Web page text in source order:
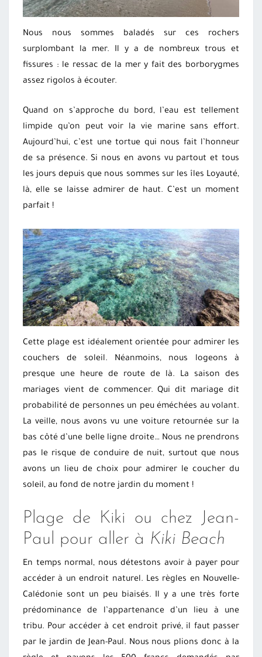
Nous nous sommes baladés sur ces rochers
surplombant la mer. Il y a de nombreux trous et
fissures : le ressac de la mer y fait des borborygmes
assez rigolos à écouter.
Quand on s’approche du bord, l’eau est tellement
limpide qu’on peut voir la vie marine sans effort.
Aujourd’hui, c’est une tortue qui nous fait l’honneur
de sa présence. Si nous en avons vu partout et tous
les jours depuis que nous sommes sur les îles Loyauté,
là, elle se laisse admirer de haut. C’est un moment
parfait !
Cette plage est idéalement orientée pour admirer les
couchers de soleil. Néanmoins, nous logeons à
presque une heure de route de là. La saison des
mariages vient de commencer. Qui dit mariage dit
probabilité de personnes un peu éméchées au volant.
La veille, nous avons vu une voiture retournée sur la
bas côté d’une belle ligne droite… Nous ne prendrons
pas le risque de conduire de nuit, surtout que nous
avons un lieu de choix pour admirer le coucher du
soleil, au fond de notre jardin du moment !
Plage de Kiki ou chez Jean-
Paul pour aller à Kiki Beach
En temps normal, nous détestons avoir à payer pour
accéder à un endroit naturel. Les règles en Nouvelle-
Calédonie sont un peu biaisés. Il y a une très forte
prédominance de l’appartenance d’un lieu à une
tribu. Pour accéder à cet endroit privé, il faut passer
par le jardin de Jean-Paul. Nous nous plions donc à la